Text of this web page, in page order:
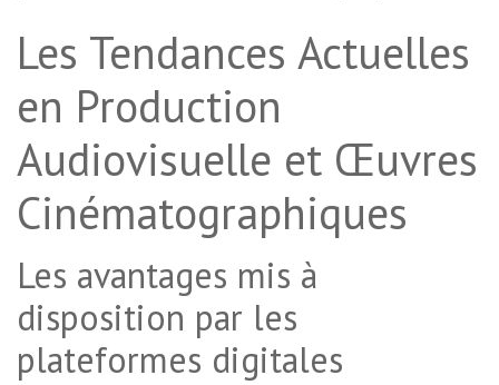
Les Tendances Actuelles
en Production
Audiovisuelle et Œuvres
Cinématographiques
Les avantages mis à
disposition par les
plateformes digitales